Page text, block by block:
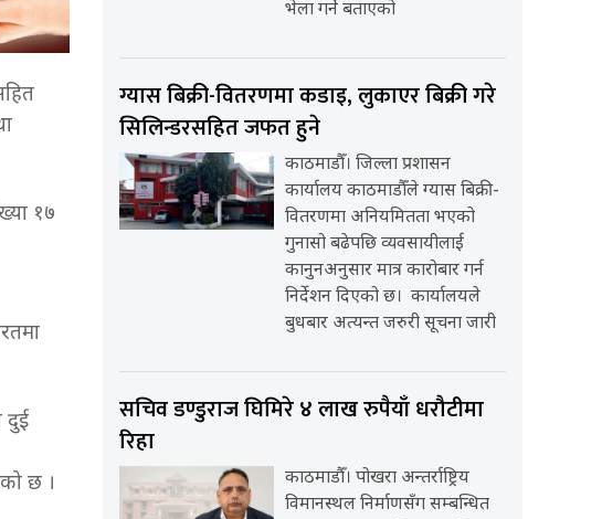
१७
दुई
छ ।
भेला गर्ने बताएको
ग्यास बिक्री-वितरणमा कडाइ, लुकाएर बिक्री गरे
सिलिन्डरसहित जफत हुने
काठमाडौँ। जिल्ला प्रशासन
कार्यालय काठमाडौँले ग्यास बिक्री-
वितरणमा अनियमितता भएको
गुनासो बढेपछि व्यवसायीलाई
कानुनअनुसार मात्र कारोबार गर्न
निर्देशन दिएको छ। कार्यालयले
बुधबार अत्यन्त जरुरी सूचना जारी
सचिव डण्डुराज घिमिरे ४ लाख रुपैयाँ धरौटीमा
रिहा
काठमाडौँ। पोखरा अन्तर्राष्ट्रिय
विमानस्थल निर्माणसँग सम्बन्धित